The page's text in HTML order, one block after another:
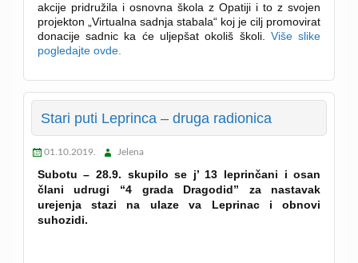
akcije pridružila i osnovna škola z Opatiji i to z svojen
projekton „Virtualna sadnja stabala“ koj je cilj promovirat
donacije sadnic ka će uljepšat okoliš školi.Više slike
pogledajte ovde.
Stari puti Leprinca – druga radionica
01.10.2019. Jelena
Subotu – 28.9. skupilo se j’ 13 leprinčani i osan
člani udrugi “4 grada Dragodid” za nastavak
urejenja stazi na ulaze va Leprinac i obnovi
suhozidi.